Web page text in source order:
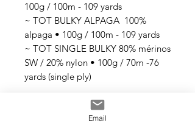
100g / 100m - 109 yards
~ TOT BULKY ALPAGA 100%
alpaga • 100g / 100m - 109 yards
~ TOT SINGLE BULKY 80% mérinos
SW / 20% nylon • 100g / 70m -76
yards (single ply)
Tous les fils sont teints à la main
Email